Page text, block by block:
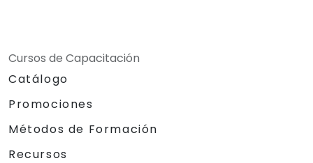
Cursos de Capacitación
Catálogo
Promociones
Métodos de Formación
Recursos